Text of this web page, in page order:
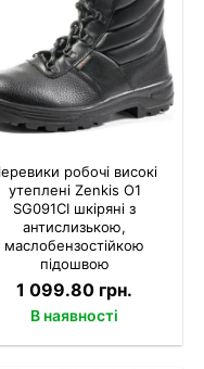
робочі високі
утеплені Zenkis О1
SG091СІ шкіряні з
антислизькою,
маслобензостійкою
підошвою
1 099.80 грн.
В наявності